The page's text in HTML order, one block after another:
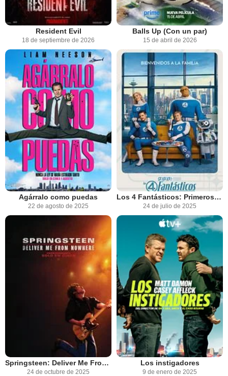
Resident Evil
18 de septiembre de 2026
Balls Up (Con un par)
15 de abril de 2026
Agárralo como puedas
22 de agosto de 2025
Los 4 Fantásticos: Primeros pasos
24 de julio de 2025
Springsteen: Deliver Me From Nowhere
24 de octubre de 2025
Los instigadores
9 de enero de 2025